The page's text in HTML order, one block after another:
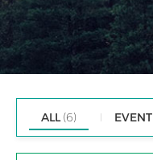
ALL (6) EVENT